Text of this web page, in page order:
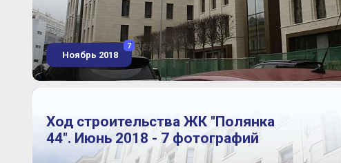
Ноябрь 2018
7
Ход строительства ЖК "Полянка
44". Июнь 2018 - 7 фотографий